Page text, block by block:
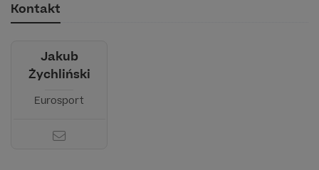
Kontakt
Jakub
Żychliński
Eurosport